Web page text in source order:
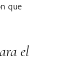
que
el